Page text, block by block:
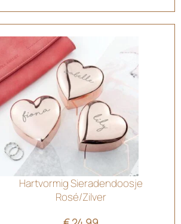
Hartvormig Sieradendoosje
Rosé/Zilver